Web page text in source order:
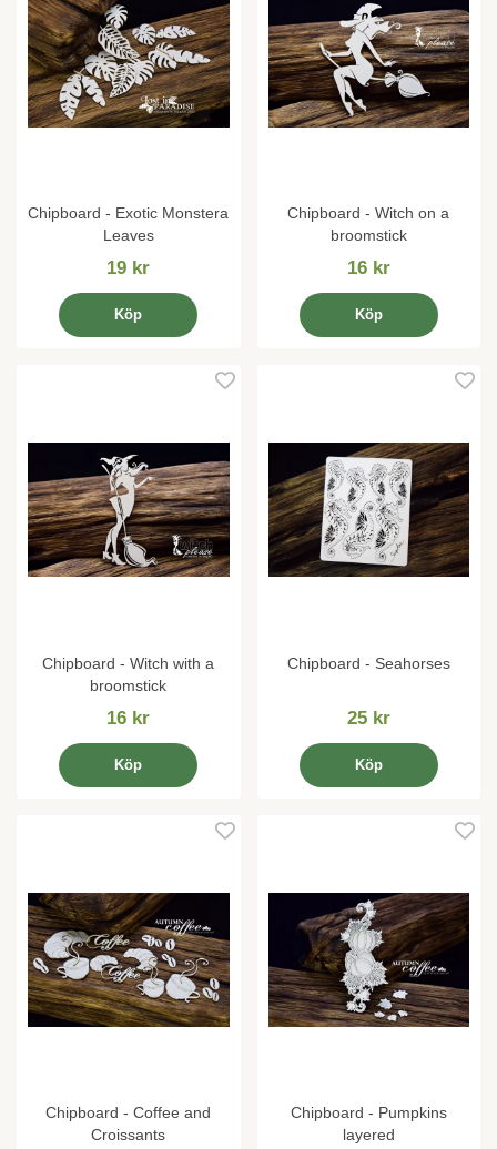
Chipboard - Exotic Monstera
Leaves
19 kr
Köp
Chipboard - Witch on a
broomstick
16 kr
Köp
Chipboard - Witch with a
broomstick
16 kr
Köp
Chipboard - Seahorses
25 kr
Köp
Chipboard - Coffee and
Croissants
Chipboard - Pumpkins
layered